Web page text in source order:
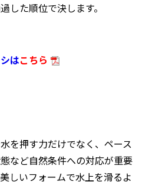
した順位で決します。
はこちら
を押す力だけでなく、ペース
など自然条件への対応が重要
しいフォームで水上を滑るよ